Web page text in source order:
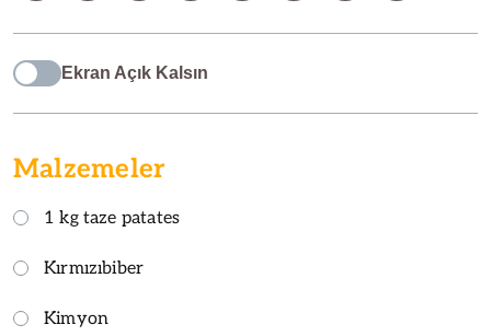
Ekran Açık Kalsın
Malzemeler
1 kg taze patates
Kırmızıbiber
Kimyon